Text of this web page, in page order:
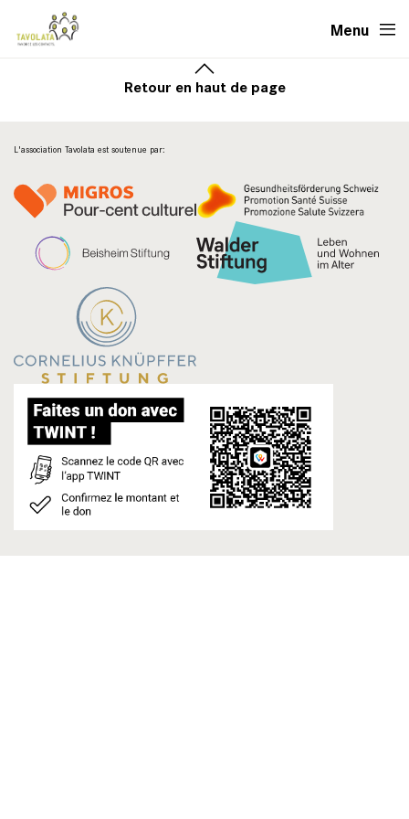
Menu
Retour en haut de page
L'association Tavolata est soutenue par: